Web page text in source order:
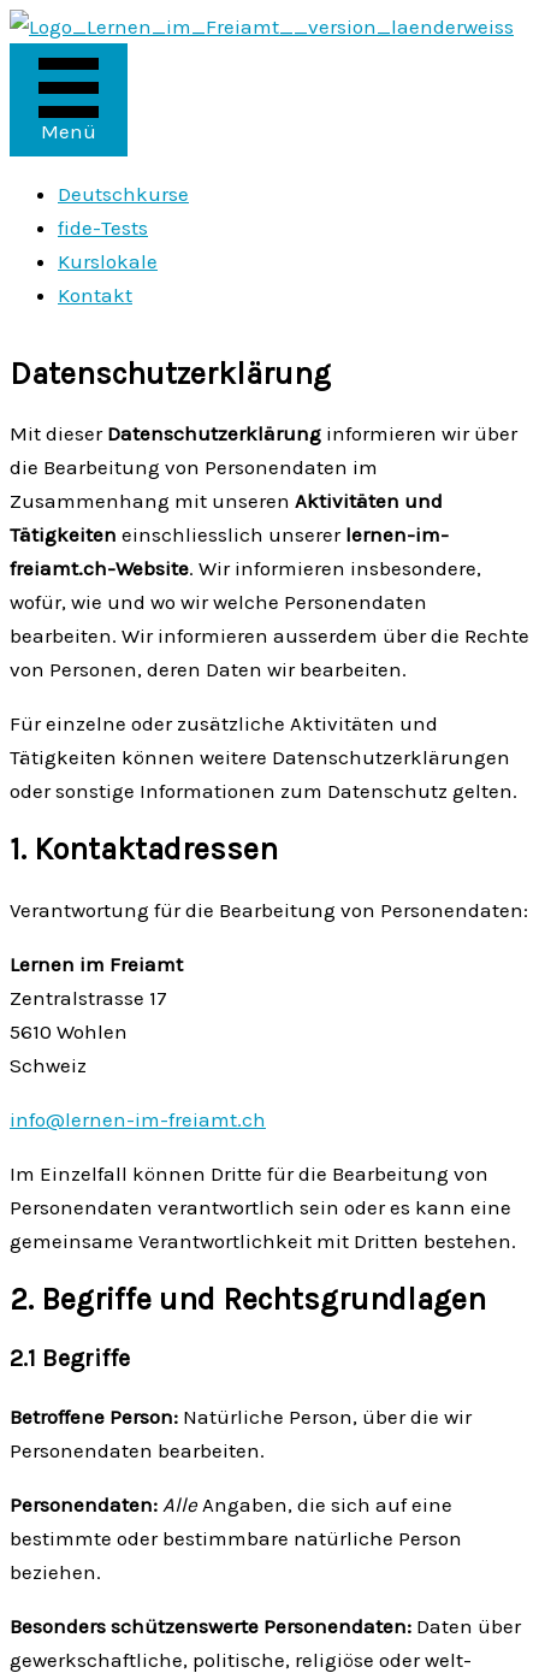
Zum
Inhalt
springen
Menü
Deutschkurse
fide-Tests
Kurslokale
Kontakt
Daten­schutz­erklärung
Mit dieser Datenschutzerklärung informieren wir über
die Bearbeitung von Personendaten im
Zusammenhang mit unseren Aktivitäten und
Tätigkeiten einschliesslich unserer lernen-im-
freiamt.ch-Website. Wir informieren insbesondere,
wofür, wie und wo wir welche Personendaten
bearbeiten. Wir informieren ausserdem über die Rechte
von Personen, deren Daten wir bearbeiten.
Für einzelne oder zusätzliche Aktivitäten und
Tätigkeiten können weitere Datenschutzerklärungen
oder sonstige Informationen zum Datenschutz gelten.
1. Kontakt­adressen
Verantwortung für die Bearbeitung von Personendaten:
Lernen im Freiamt
Zentralstrasse 17
5610 Wohlen
Schweiz
info@lernen-im-freiamt.ch
Im Einzelfall können Dritte für die Bearbeitung von
Personendaten verantwortlich sein oder es kann eine
gemeinsame Verantwortlichkeit mit Dritten bestehen.
2. Begriffe und Rechts­grundlagen
2.1 Begriffe
Betroffene Person: Natürliche Person, über die wir
Personen­daten bearbeiten.
Personen­daten: Alle Angaben, die sich auf eine
bestimmte oder bestimmbare natürliche Person
beziehen.
Besonders schützenswerte Personen­daten: Daten über
gewerk­schaftliche, politische, religiöse oder welt­